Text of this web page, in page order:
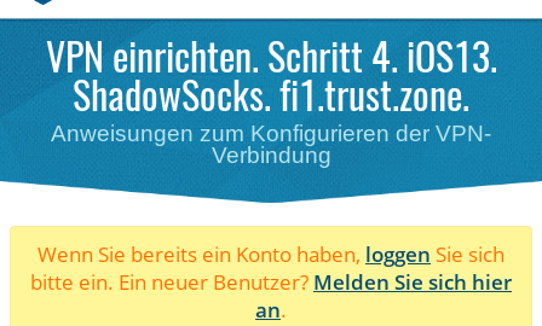
VPN einrichten. Schritt 4. iOS13.
ShadowSocks. fi1.trust.zone.
Anweisungen zum Konfigurieren der VPN-
Verbindung
Wenn Sie bereits ein Konto haben, loggen Sie sich
bitte ein. Ein neuer Benutzer? Melden Sie sich hier
an.